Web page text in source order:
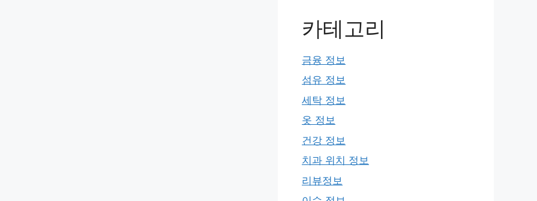
카테고리
금융 정보
섬유 정보
세탁 정보
옷 정보
건강 정보
치과 위치 정보
리뷰정보